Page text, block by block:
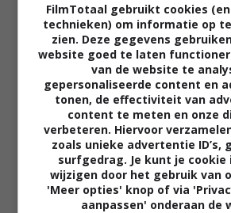
The Uprising
FilmTotaal gebruikt cookies
technieken) om informatie op
zien. Deze gegevens
website goed te laten
van de website te
gepersonaliseerde content en
tonen, de effectiviteit van
content te meten en onze
verbeteren. Hiervoor
zoals unieke advertentie ID’s,
surfgedrag. Je kunt je
wijzigen door het gebruik van
'Meer opties' knop of via
aanpassen' onderaan de